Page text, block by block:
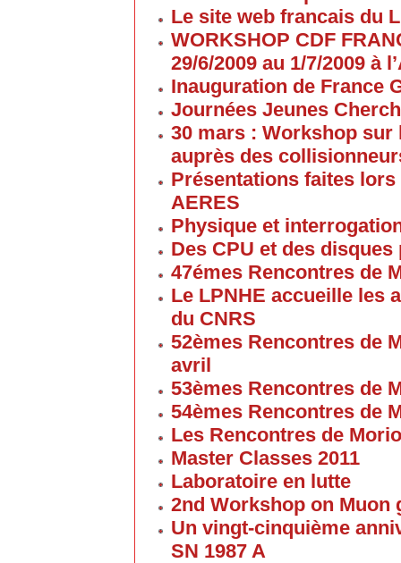
Le site web francais du
WORKSHOP CDF
29/6/2009 au 1/7/2009 à
Inauguration de France
Journées Jeunes
30 mars : Workshop
auprès des
Présentations faites
AERES
Physique et
Des CPU et des
47émes Rencontres de
Le LPNHE accueille les
du CNRS
52èmes Rencontres de
avril
53èmes Rencontres de
54èmes Rencontres de
Les Rencontres de
Master Classes 2011
Laboratoire en lutte
2nd Workshop on Muon
Un vingt-cinquième
SN 1987 A